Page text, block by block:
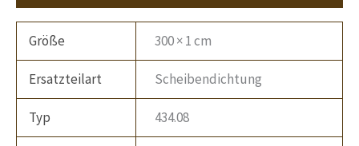
Größe 300 × 1 cm
Ersatzteilart Scheibendichtung
Typ 434.08